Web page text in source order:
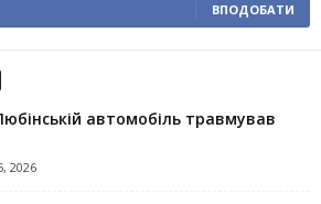
ВПОДОБАТИ
автомобіль травмував
2026